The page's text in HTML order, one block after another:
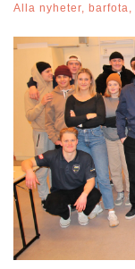
Alla nyheter, barfota,